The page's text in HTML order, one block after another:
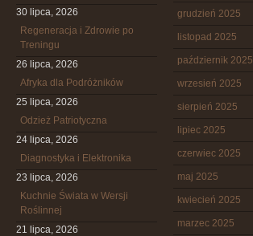
30 lipca, 2026
Regeneracja i Zdrowie po
Treningu
26 lipca, 2026
Afryka dla Podróżników
25 lipca, 2026
Odzież Patriotyczna
24 lipca, 2026
Diagnostyka i Elektronika
23 lipca, 2026
Kuchnie Świata w Wersji
Roślinnej
21 lipca, 2026
grudzień 2025
listopad 2025
październik 2025
wrzesień 2025
sierpień 2025
lipiec 2025
czerwiec 2025
maj 2025
kwiecień 2025
marzec 2025